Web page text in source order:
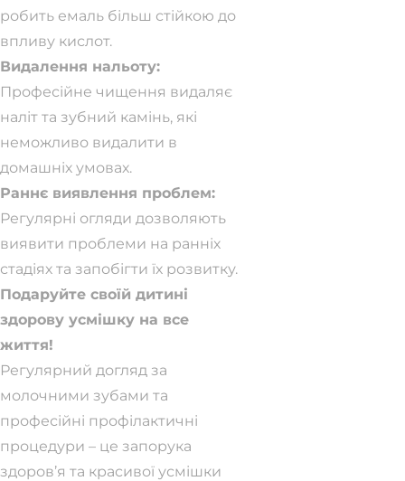
робить емаль більш стійкою до
впливу кислот.
Видалення нальоту:
Професійне чищення видаляє
наліт та зубний камінь, які
неможливо видалити в
домашніх умовах.
Раннє виявлення проблем:
Регулярні огляди дозволяють
виявити проблеми на ранніх
стадіях та запобігти їх розвитку.
Подаруйте своїй дитині
здорову усмішку на все
життя!
Регулярний догляд за
молочними зубами та
професійні профілактичні
процедури – це запорука
здоров’я та красивої усмішки